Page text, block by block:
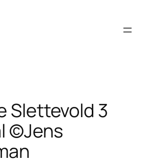
Slettevold 3
©Jens